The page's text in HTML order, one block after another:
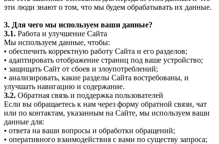
эти люди знают о том, что мы будем обрабатывать их данные.
3. Для чего мы используем ваши данные?
3.1. Работа и улучшение Сайта
Мы используем данные, чтобы:
• обеспечить корректную работу Сайта и его разделов;
• адаптировать отображение страниц под ваше устройство;
• защищать Сайт от сбоев и злоупотреблений;
• анализировать, какие разделы Сайта востребованы, и
улучшать навигацию и содержание.
3.2. Обратная связь и поддержка пользователей
Если вы обращаетесь к нам через форму обратной связи, чат
или по контактам, указанным на Сайте, мы используем ваши
данные для:
• ответа на ваши вопросы и обработки обращений;
• оперативного взаимодействия с вами по существу запроса;